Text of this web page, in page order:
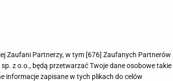
ma świetną ofertę
to jedna z opcji
Zaufani Partnerzy, w tym [676] Zaufanych Partnerów
z o.o., będą przetwarzać Twoje dane osobowe takie
informacje zapisane w tych plikach do celów